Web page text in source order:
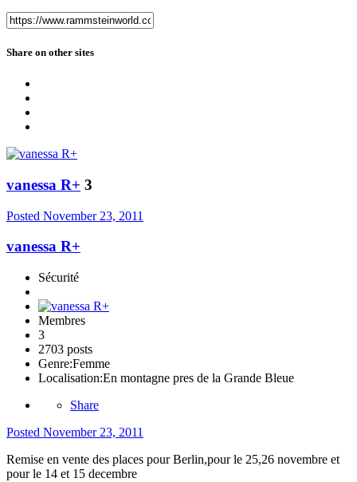
Share on other sites
vanessa R+ 3
Posted November 23, 2011
vanessa R+
Sécurité
Membres
3
2703 posts
Genre:Femme
Localisation:En montagne pres de la Grande Bleue
Share
Posted November 23, 2011
Remise en vente des places pour Berlin,pour le 25,26 novembre et
pour le 14 et 15 decembre